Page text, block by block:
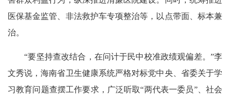
医保基金监管、非法救护车专项整治等，以点带面、标本兼
治。
“要坚持查改结合，在问计于民中校准政绩观偏差。”李
文秀说，海南省卫生健康系统严格对标党中央、省委关于学
习教育问题查摆工作要求，广泛听取“两代表一委员”、社会